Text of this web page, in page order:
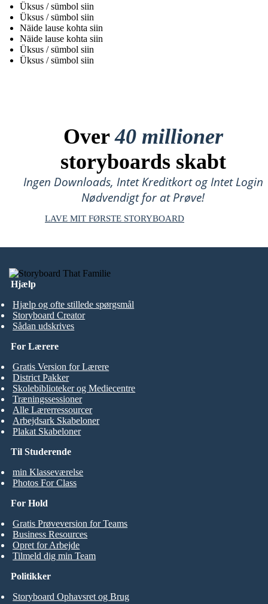
Üksus / sümbol siin
Üksus / sümbol siin
Näide lause kohta siin
Näide lause kohta siin
Üksus / sümbol siin
Üksus / sümbol siin
Over40 millioner
storyboards skabt
Ingen Downloads, Intet Kreditkort og Intet Login
Nødvendigt for at Prøve!
LAVE MIT FØRSTE STORYBOARD
Hjælp
Hjælp og ofte stillede spørgsmål
Storyboard Creator
Sådan udskrives
Til Studerende
min Klasseværelse
Photos For Class
For Lærere
Gratis Version for Lærere
District Pakker
Skolebiblioteker og Mediecentre
Træningssessioner
Alle Lærerressourcer
Arbejdsark Skabeloner
Plakat Skabeloner
For Hold
Gratis Prøveversion for Teams
Business Resources
Opret for Arbejde
Tilmeld dig min Team
Politikker
Storyboard Ophavsret og Brug